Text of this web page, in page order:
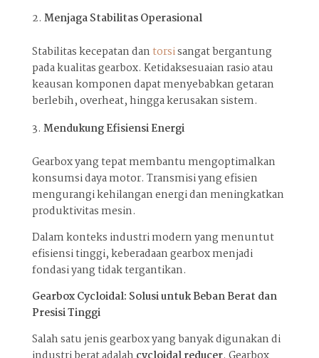
Menjaga Stabilitas Operasional
Stabilitas kecepatan dan torsisangat bergantung
pada kualitas gearbox. Ketidaksesuaian rasio atau
keausan komponen dapat menyebabkan getaran
berlebih, overheat, hingga kerusakan sistem.
Mendukung Efisiensi Energi
Gearbox yang tepat membantu mengoptimalkan
konsumsi daya motor. Transmisi yang efisien
mengurangi kehilangan energi dan meningkatkan
produktivitas mesin.
Dalam konteks industri modern yang menuntut
efisiensi tinggi, keberadaan gearbox menjadi
fondasi yang tidak tergantikan.
Gearbox Cycloidal: Solusi untuk Beban Berat dan
Presisi Tinggi
Salah satu jenis gearbox yang banyak digunakan di